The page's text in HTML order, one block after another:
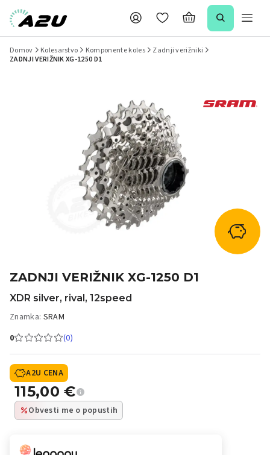
Domov Kolesarstvo Komponente koles
Zadnji verižniki
ZADNJI VERIŽNIK XG-1250 D1
ZADNJI VERIŽNIK XG-1250 D1
XDR silver, rival, 12speed
Znamka: SRAM
0
(0)
A2U CENA
115,00€
Obvesti me o popustih